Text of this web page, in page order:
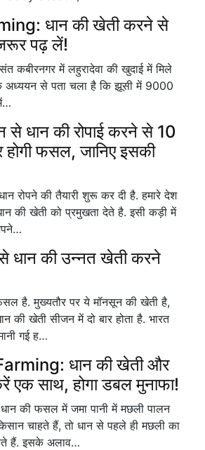
धान की खेती करने से
पढ़ लें!
कबीरनगर में लहुरादेवा की खुदाई में मिले
अध्ययन से पता चला है कि झूसी में 9000
से धान की रोपाई करने से 10
होगी फसल, जानिए इसकी
रोपने की तैयारी शुरू कर दी है. हमारे देश
की खेती को प्रमुखता देते है. इसी कड़ी में
से धान की उन्नत खेती करने
है. मुख्यतौर पर ये मॉनसून की खेती है,
की खेती सीजन में दो बार होता है. भारत
गई ह…
धान की खेती और
एक साथ, होगा डबल मुनाफा!
की फसल में जमा पानी में मछली पालन
चाहते हैं, तो धान से पहले ही मछली का
हैं. इसके अलाव…